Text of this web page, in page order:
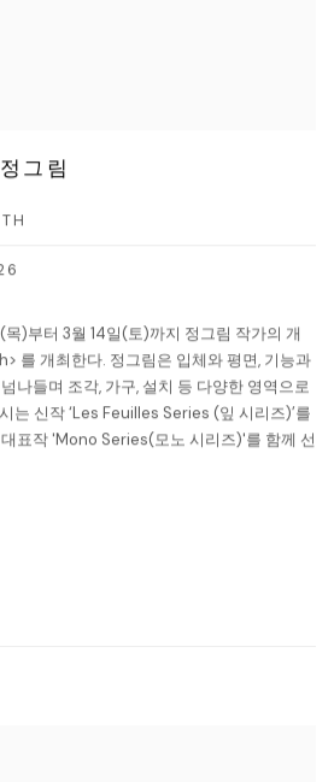
그림
)부터 3월 14일(토)까지 정그림 작가의 개
를 개최한다. 정그림은 입체와 평면, 기능과
나들며 조각, 가구, 설치 등 다양한 영역으로
는 신작 ‘Les Feuilles Series (잎 시리즈)’를
표작 'Mono Series(모노 시리즈)'를 함께 선